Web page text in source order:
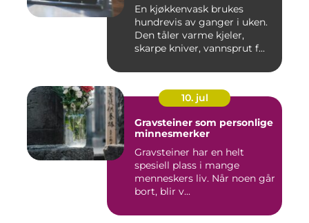
En kjøkkenvask brukes
hundrevis av ganger i uken.
Den tåler varme kjeler,
skarpe kniver, vannsprut f...
10. jul
Gravsteiner som personlige
minnesmerker
Gravsteiner har en helt
spesiell plass i mange
menneskers liv. Når noen går
bort, blir v...